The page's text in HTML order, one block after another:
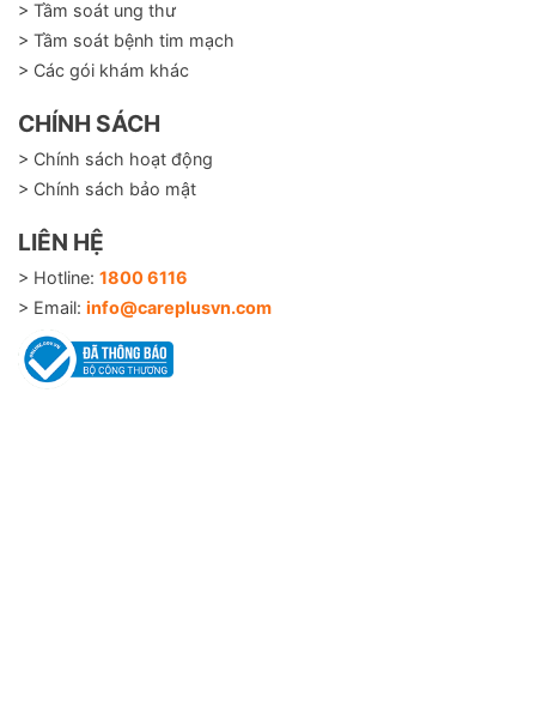
> Tầm soát ung thư
> Tầm soát bệnh tim mạch
> Các gói khám khác
CHÍNH SÁCH
> Chính sách hoạt động
> Chính sách bảo mật
LIÊN HỆ
> Hotline: 1800 6116
> Email: info@careplusvn.com